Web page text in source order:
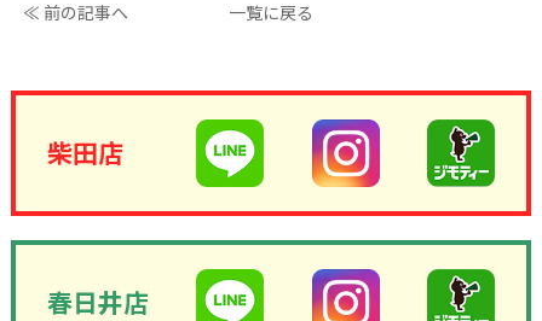
≪ 前の記事へ 一覧に戻る
柴田店
春日井店